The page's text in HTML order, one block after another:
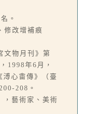
。
修改增補痕
文物月刊》第
1998年6月，
溥心畬傳》（臺
208。
，藝術家、美術